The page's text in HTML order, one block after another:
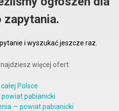
zapytania.
i wyszukać jeszcze raz.
więcej ofert:
Polsce
pabianicki
— powiat pabianicki